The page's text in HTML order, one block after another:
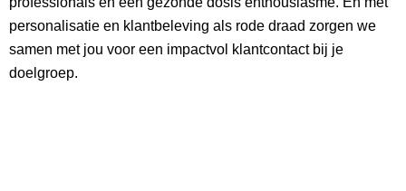
personalisatie en klantbeleving als rode draad zorgen we
samen met jou voor een impactvol klantcontact bij je
doelgroep.